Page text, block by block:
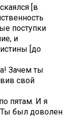
[в
поступки
и
[до
Зачем ты
свой
пятам. И я
Ты был доволен